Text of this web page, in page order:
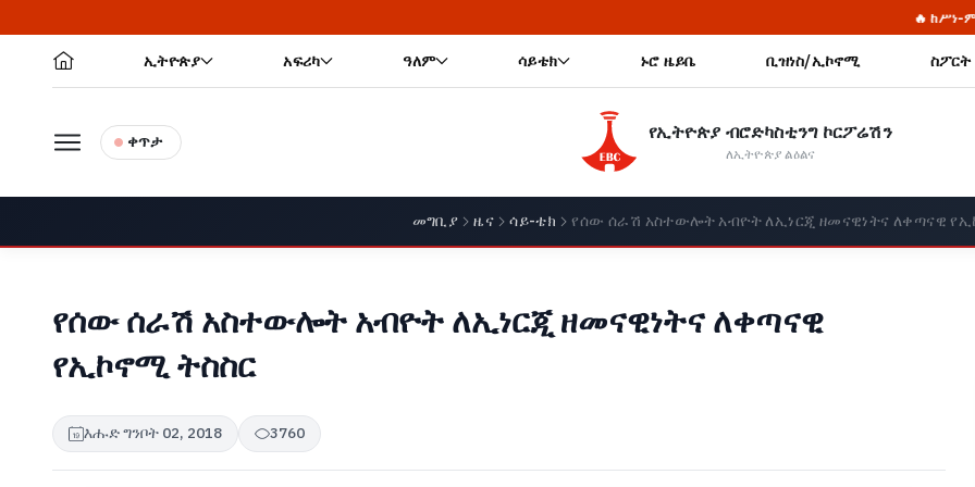
🔥 ከሥነ-ምህዳር ጥገና እስከ ሀገራዊ
ኢትዮጵያ አፍሪካ ዓለም ሳይቴክ ኑሮ ዜይቤ ቢዝነስ/ኢኮኖሚ ስፖርት
ቀጥታ የኢትዮጵያ ብሮድካስቲንግ ኮርፖሬሽን
ለኢትዮጵያ ልዕልና
መግቢያ ዜና ሳይ-ቴክ የሰው ሰራሽ አስተውሎት አብዮት ለኢነርጂ ዘመናዊነትና ለቀጣናዊ
የሰው ሰራሽ አስተውሎት አብዮት ለኢነርጂ ዘመናዊነትና ለቀጣናዊ
የኢኮኖሚ ትስስር
እሑድ ግንቦት 02, 2018 3760